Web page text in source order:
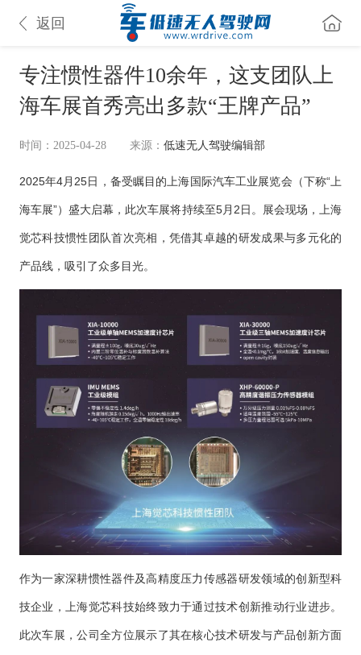
返回
专注惯性器件10余年，这支团队上
海车展首秀亮出多款“王牌产品”
时间：2025-04-28 来源： 低速无人驾驶编辑部
2025年4月25日，备受瞩目的上海国际汽车工业展览会（下称“上
海车展”）盛大启幕，此次车展将持续至5月2日。展会现场，上海
觉芯科技惯性团队首次亮相，凭借其卓越的研发成果与多元化的
产品线，吸引了众多目光。
作为一家深耕惯性器件及高精度压力传感器研发领域的创新型科
技企业，上海觉芯科技始终致力于通过技术创新推动行业进步。
此次车展，公司全方位展示了其在核心技术研发与产品创新方面